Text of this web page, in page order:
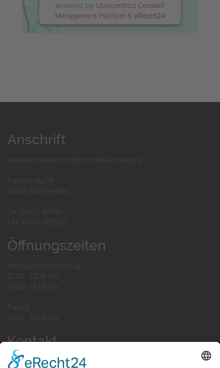
powered by Usercentrics Consent
Management Platform & eRecht24
Anschrift
Kreishandwerkerschaft Hersfeld-Rotenburg
Fuldastraße 16
36251 Bad Hersfeld
Tel.: 06621-92890
Fax: 06621-928920
Öffnungszeiten
Montag bis Donnerstag:
07:00 - 12:30 Uhr
13:00 - 16:00 Uhr
Freitag:
07:00 - 13:00 Uhr
Kontakt
Ihr Kontakt zu uns